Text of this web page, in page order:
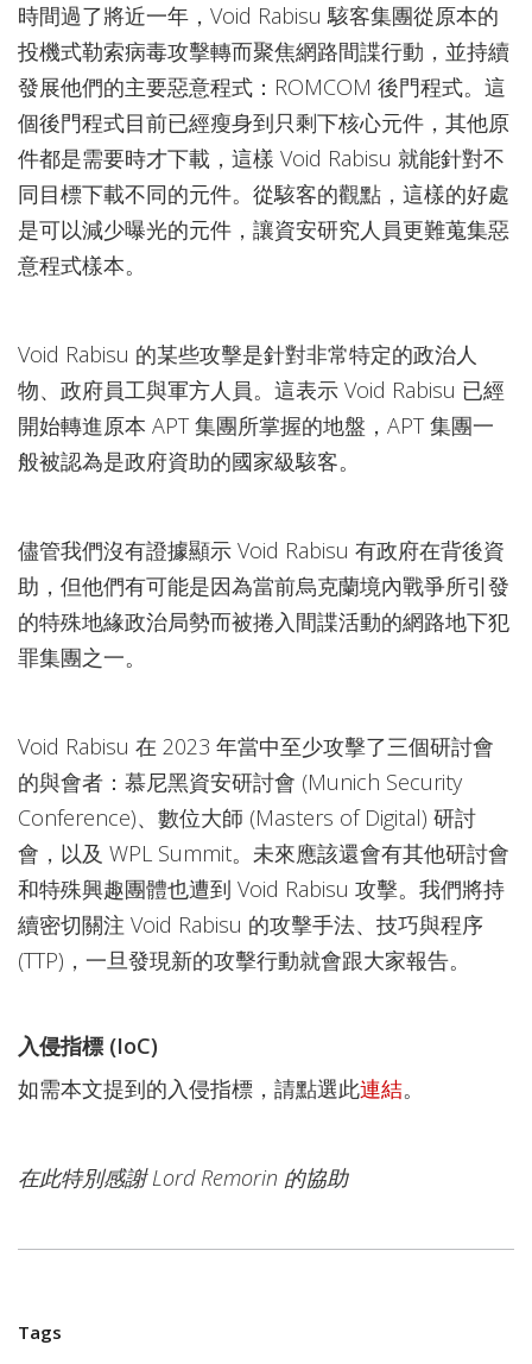
時間過了將近一年，Void Rabisu 駭客集團從原本的
投機式勒索病毒攻擊轉而聚焦網路間諜行動，並持續
發展他們的主要惡意程式：ROMCOM 後門程式。這
個後門程式目前已經瘦身到只剩下核心元件，其他原
件都是需要時才下載，這樣 Void Rabisu 就能針對不
同目標下載不同的元件。從駭客的觀點，這樣的好處
是可以減少曝光的元件，讓資安研究人員更難蒐集惡
意程式樣本。
Void Rabisu 的某些攻擊是針對非常特定的政治人
物、政府員工與軍方人員。這表示 Void Rabisu 已經
開始轉進原本 APT 集團所掌握的地盤，APT 集團一
般被認為是政府資助的國家級駭客。
儘管我們沒有證據顯示 Void Rabisu 有政府在背後資
助，但他們有可能是因為當前烏克蘭境內戰爭所引發
的特殊地緣政治局勢而被捲入間諜活動的網路地下犯
罪集團之一。
Void Rabisu 在 2023 年當中至少攻擊了三個研討會
的與會者：慕尼黑資安研討會 (Munich Security
Conference)、數位大師 (Masters of Digital) 研討
會，以及 WPL Summit。未來應該還會有其他研討會
和特殊興趣團體也遭到 Void Rabisu 攻擊。我們將持
續密切關注 Void Rabisu 的攻擊手法、技巧與程序
(TTP)，一旦發現新的攻擊行動就會跟大家報告。
入侵指標 (IoC)
如需本文提到的入侵指標，請點選此連結。
在此特別感謝 Lord Remorin 的協助
Tags